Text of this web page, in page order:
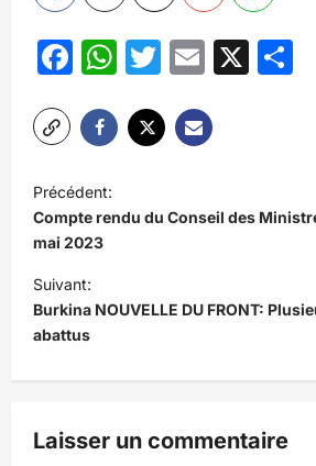
Facebook
WhatsApp
Twitter
Email
X
a
v
i
g
a
t
o
Précédent:
Compte rendu du Conseil des
mai 2023
Suivant:
Burkina NOUVELLE DU FRONT:
abattus
Laisser un commentaire